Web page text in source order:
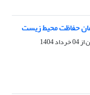
حفاظت محیط زیست
از04 خرداد 1404